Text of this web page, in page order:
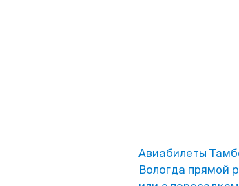
Авиабилеты
Вологда прямой